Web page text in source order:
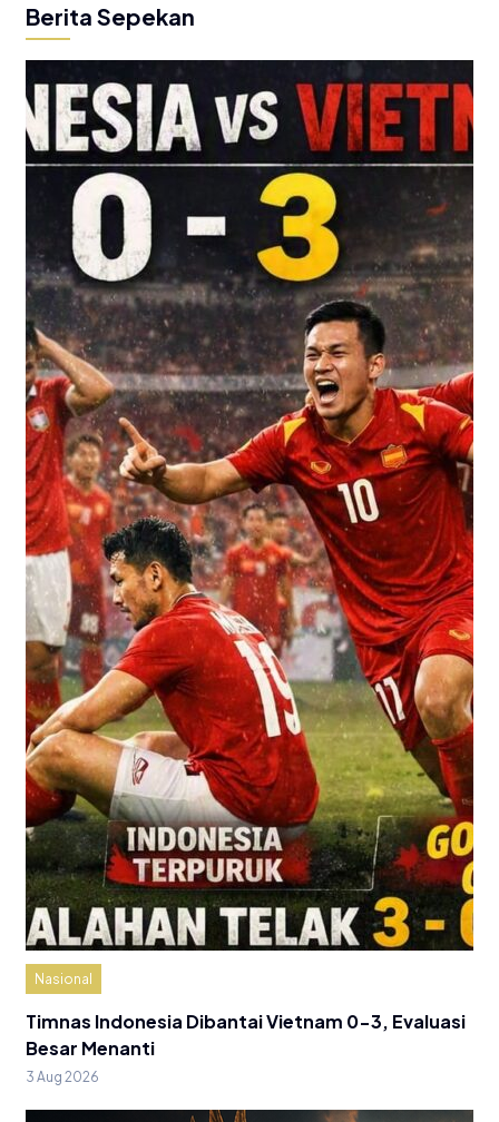
Berita Sepekan
Nasional
Timnas Indonesia Dibantai Vietnam 0-3, Evaluasi
Besar Menanti
3 Aug 2026